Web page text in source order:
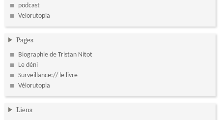
podcast
Velorutopia
Pages
Biographie de Tristan Nitot
Le déni
Surveillance:// le livre
Vélorutopia
Liens